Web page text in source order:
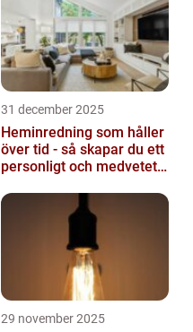
31 december 2025
Heminredning som håller
över tid - så skapar du ett
personligt och medvetet
29 november 2025